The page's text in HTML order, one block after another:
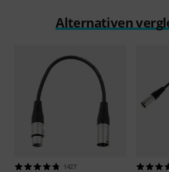
Alternativen
1427